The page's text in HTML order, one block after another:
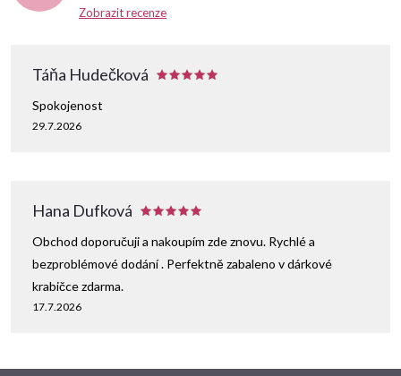
Zobrazit recenze
Táňa Hudečková
29.7.2026
Spokojenost
Hana Dufková
17.7.2026
Obchod doporučuji a nakoupím zde znovu. Rychlé a
bezproblémové dodání . Perfektně zabaleno v dárkové
krabičce zdarma.